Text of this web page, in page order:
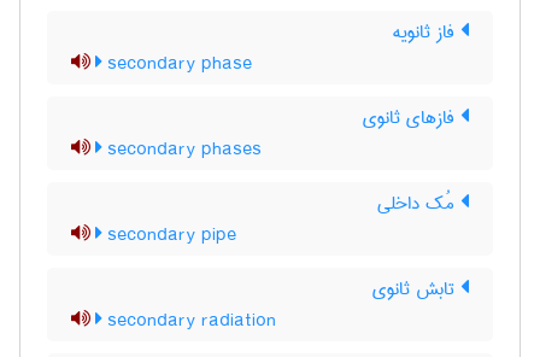
فاز ثانویه
secondary phase
فازهای ثانوی
secondary phases
مُک داخلی
secondary pipe
تابش ثانوی
secondary radiation